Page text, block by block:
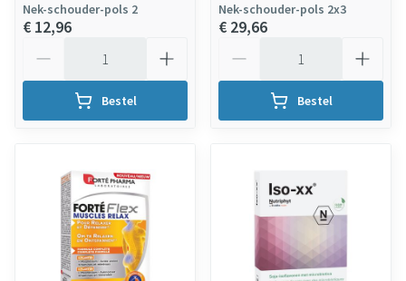
Nek-schouder-pols 2
€ 12,96
Bestel
Nek-schouder-pols 2x3
€ 29,66
Bestel